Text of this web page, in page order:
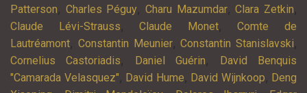
Patterson, Charles Péguy,Charu Mazumdar,Clara Zetkin,
Claude Lévi-Strauss,Claude Monet,Comte de
Lautréamont, Constantin Meunier,Constantin Stanislavski,
Cornelius Castoriadis, Daniel Guérin,
David Benquis
"Camarada Velasquez", David Hume, David Wijnkoop, Deng